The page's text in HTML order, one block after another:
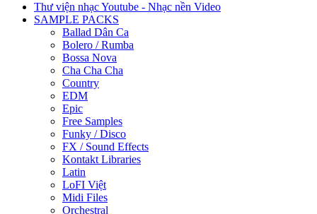
Thư viện nhạc Youtube - Nhạc nền Video
SAMPLE PACKS
Ballad Dân Ca
Bolero / Rumba
Bossa Nova
Cha Cha Cha
Country
EDM
Epic
Free Samples
Funky / Disco
FX / Sound Effects
Kontakt Libraries
Latin
LoFI Việt
Midi Files
Orchestral